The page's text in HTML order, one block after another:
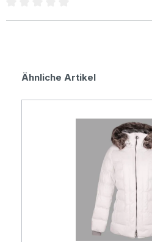
Produktgalerie überspringen
Ähnliche Artikel